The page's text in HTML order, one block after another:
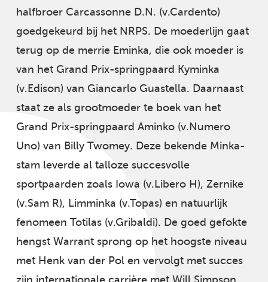
halfbroer Carcassonne D.N. (v.Cardento)
goedgekeurd bij het NRPS. De moederlijn gaat
terug op de merrie Eminka, die ook moeder is
van het Grand Prix-springpaard Kyminka
(v.Edison) van Giancarlo Guastella. Daarnaast
staat ze als grootmoeder te boek van het
Grand Prix-springpaard Aminko (v.Numero
Uno) van Billy Twomey. Deze bekende Minka-
stam leverde al talloze succesvolle
sportpaarden zoals Iowa (v.Libero H), Zernike
(v.Sam R), Limminka (v.Topas) en natuurlijk
fenomeen Totilas (v.Gribaldi). De goed gefokte
hengst Warrant sprong op het hoogste niveau
met Henk van der Pol en vervolgt met succes
zijn internationale carrière met Will Simpson.